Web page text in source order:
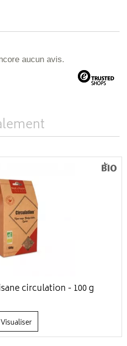
aucun avis.
circulation - 100 g
Visualiser